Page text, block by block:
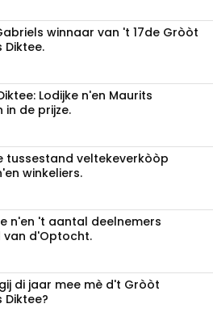
winnaar van 't 17de Gròòt
Diktee.
Lodijke n'en Maurits
in de prijze.
tussestand veltekeverkòòp
winkeliers.
n'en 't aantal deelnemers
van d'Optocht.
di jaar mee mè d't Gròòt
Diktee?